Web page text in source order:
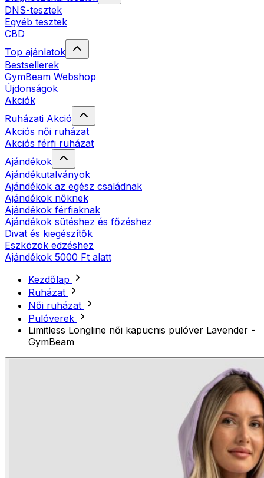
DNS-tesztek
Egyéb tesztek
CBD
Top ajánlatok
Bestsellerek
GymBeam Webshop
Újdonságok
Akciók
Ruházati Akció
Akciós női ruházat
Akciós férfi ruházat
Ajándékok
Ajándékutalványok
Ajándékok az egész családnak
Ajándékok nőknek
Ajándékok férfiaknak
Ajándékok sütéshez és főzéshez
Divat és kiegészítők
Eszközök edzéshez
Ajándékok 5000 Ft alatt
Kezdőlap
Ruházat
Női ruházat
Pulóverek
Limitless Longline női kapucnis pulóver Lavender -
GymBeam